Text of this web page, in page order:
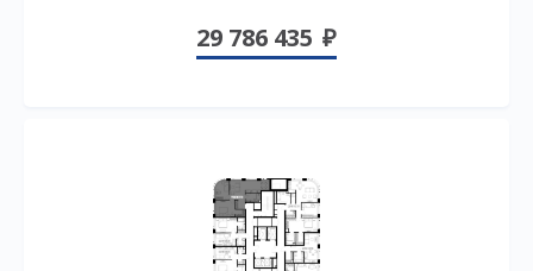
29 786 435